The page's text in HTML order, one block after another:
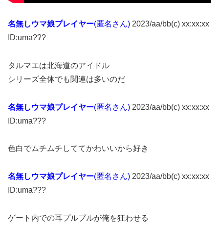
名無しウマ娘プレイヤー(匿名さん) 2023/aa/bb(c) xx:xx:xx
ID:uma???
タルマエは北海道のアイドル
シリーズ全体でも関連は多いのだ
名無しウマ娘プレイヤー(匿名さん) 2023/aa/bb(c) xx:xx:xx
ID:uma???
色白でムチムチしててかわいいから好き
名無しウマ娘プレイヤー(匿名さん) 2023/aa/bb(c) xx:xx:xx
ID:uma???
ゲート内での耳プルプルが俺を狂わせる